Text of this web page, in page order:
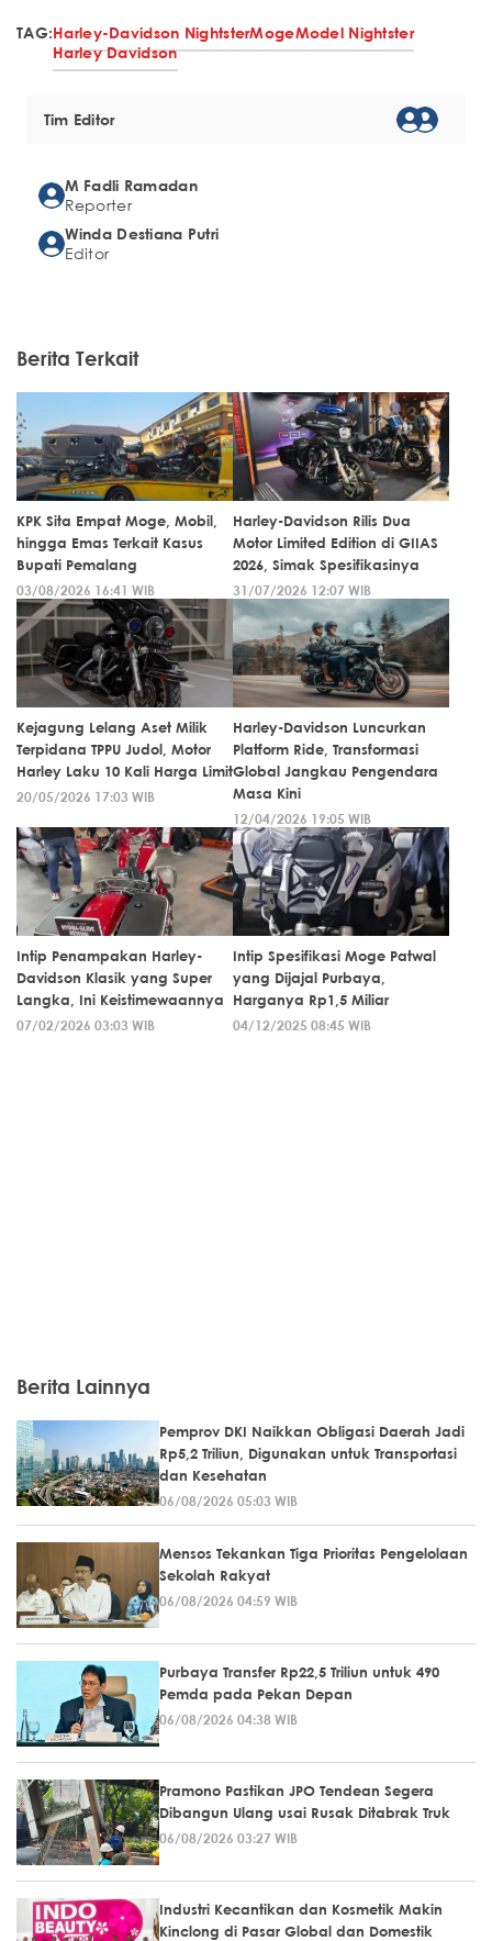
TAG:Harley-Davidson NightsterMogeModel Nightster
Harley Davidson
Tim Editor
M Fadli Ramadan
Reporter
Winda Destiana Putri
Editor
Berita Terkait
KPK Sita Empat Moge, Mobil,
hingga Emas Terkait Kasus
Bupati Pemalang
03/08/2026 16:41 WIB
Harley-Davidson Rilis Dua
Motor Limited Edition di GIIAS
2026, Simak Spesifikasinya
31/07/2026 12:07 WIB
Kejagung Lelang Aset Milik
Terpidana TPPU Judol, Motor
Harley Laku 10 Kali Harga Limit
20/05/2026 17:03 WIB
Harley-Davidson Luncurkan
Platform Ride, Transformasi
Global Jangkau Pengendara
Masa Kini
12/04/2026 19:05 WIB
Intip Penampakan Harley-
Davidson Klasik yang Super
Langka, Ini Keistimewaannya
07/02/2026 03:03 WIB
Intip Spesifikasi Moge Patwal
yang Dijajal Purbaya,
Harganya Rp1,5 Miliar
04/12/2025 08:45 WIB
Berita Lainnya
Pemprov DKI Naikkan Obligasi Daerah Jadi
Rp5,2 Triliun, Digunakan untuk Transportasi
dan Kesehatan
06/08/2026 05:03 WIB
Mensos Tekankan Tiga Prioritas Pengelolaan
Sekolah Rakyat
06/08/2026 04:59 WIB
Purbaya Transfer Rp22,5 Triliun untuk 490
Pemda pada Pekan Depan
06/08/2026 04:38 WIB
Pramono Pastikan JPO Tendean Segera
Dibangun Ulang usai Rusak Ditabrak Truk
06/08/2026 03:27 WIB
Industri Kecantikan dan Kosmetik Makin
Kinclong di Pasar Global dan Domestik